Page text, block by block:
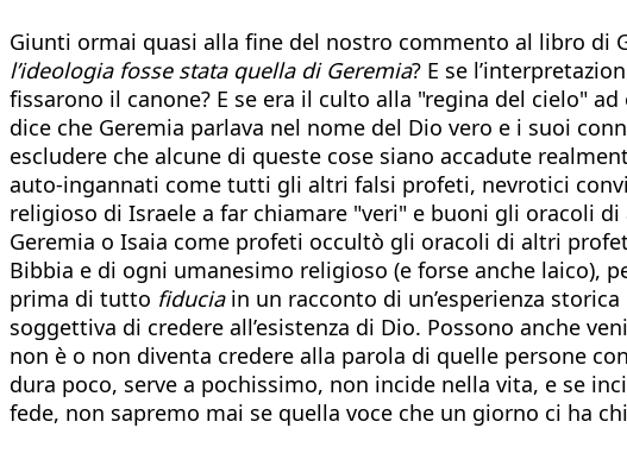
Giunti ormai quasi alla fine del nostro commento al libro di
l’ideologia fosse stata quella di Geremia? E se
fissarono il canone? E se era il culto alla "regina del cielo"
dice che Geremia parlava nel nome del Dio vero e i suoi
escludere che alcune di queste cose siano accadute
auto-ingannati come tutti gli altri falsi profeti, nevrotici
religioso di Israele a far chiamare "veri" e buoni gli oracoli
Geremia o Isaia come profeti occultò gli oracoli di altri
Bibbia e di ogni umanesimo religioso (e forse anche laico),
prima di tutto fiduciain un racconto di un’esperienza
soggettiva di credere all’esistenza di Dio. Possono anche
non è o non diventa credere alla parola di quelle persone
dura poco, serve a pochissimo, non incide nella vita, e se
fede, non sapremo mai se quella voce che un giorno ci ha